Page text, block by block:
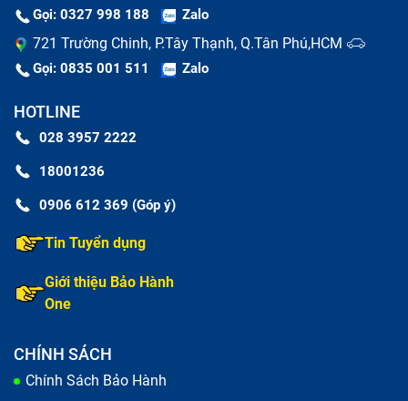
hãng và có nguồn gốc, xuất xứ rõ ràng. Bảo Hành One
đảm bảo nói không với hàng giả, hàng nhái và hàng
kém chất lượng.
Chính sách bảo hành tốt nhất
Chúng tôi luôn cung cấp chính sách bảo hành hợp lý
Gọi: 0327 998 188 Zalo
721 Trường Chinh, P.Tây Thạnh, Q.Tân Phú,HCM
Gọi: 0835 001 511 Zalo
HOTLINE
028 3957 2222
18001236
0906 612 369 (Góp ý)
Tin Tuyển dụng
Giới thiệu Bảo Hành
One
CHÍNH SÁCH
Chính Sách Bảo Hành